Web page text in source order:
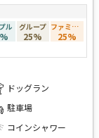
ル
%
グループ
25%
ファミリー
25%
ドッグラン
駐車場
コインシャワー